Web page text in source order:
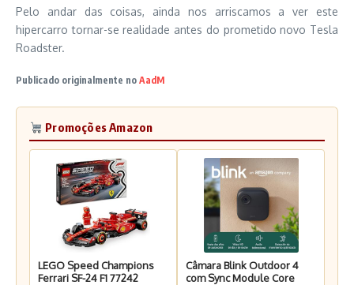
Pelo andar das coisas, ainda nos arriscamos a ver este
hipercarro tornar-se realidade antes do prometido novo Tesla
Roadster.
Publicado originalmente no AadM
Promoções Amazon
LEGO Speed Champions
Ferrari SF-24 F1 77242
Câmara Blink Outdoor 4
com Sync Module Core